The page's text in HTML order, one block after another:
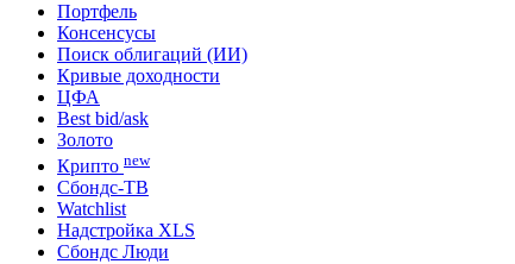
Портфель
Консенсусы
Поиск облигаций (ИИ)
Кривые доходности
ЦФА
Best bid/ask
Золото
Крипто new
Сбондс-ТВ
Watchlist
Надстройка XLS
Сбондс Люди